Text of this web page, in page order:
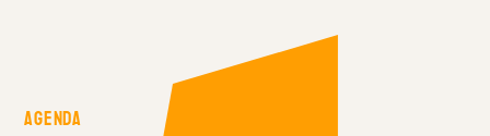
Agenda